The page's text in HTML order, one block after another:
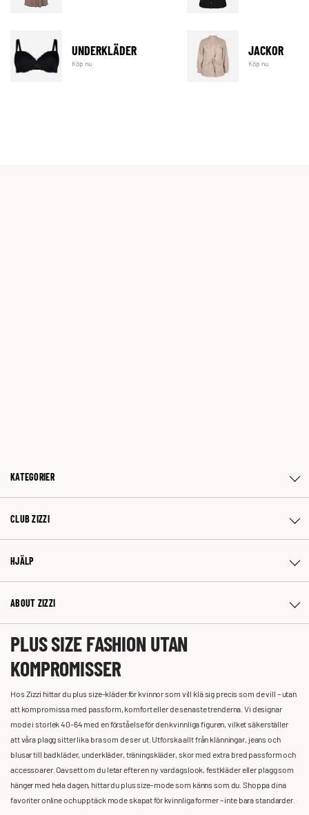
UNDERKLÄDER
Köp nu
JACKOR
Köp nu
KATEGORIER
CLUB ZIZZI
HJÄLP
ABOUT ZIZZI
PLUS SIZE FASHION UTAN
KOMPROMISSER
Hos Zizzi hittar du plus size-kläder för kvinnor som vill klä sig precis som de vill – utan
att kompromissa med passform, komfort eller de senaste trenderna. Vi designar
mode i storlek 40-64 med en förståelse för den kvinnliga figuren, vilket säkerställer
att våra plagg sitter lika bra som de ser ut. Utforska allt från klänningar, jeans och
blusar till badkläder, underkläder, träningskläder, skor med extra bred passform och
accessoarer. Oavsett om du letar efter en ny vardagslook, festkläder eller plagg som
hänger med hela dagen, hittar du plus size-mode som känns som du. Shoppa dina
favoriter online och upptäck mode skapat för kvinnliga former – inte bara standarder.